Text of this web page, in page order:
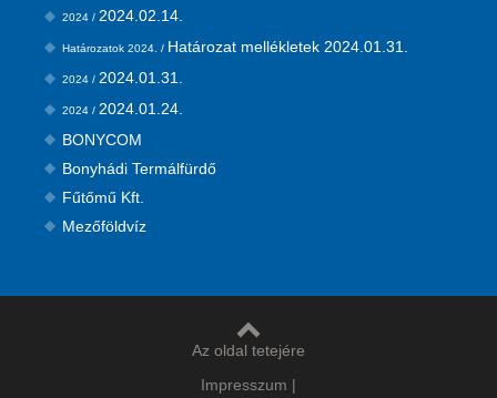
2024 / 2024.02.14.
Határozatok 2024. / Határozat mellékletek 2024.01.31.
2024 / 2024.01.31.
2024 / 2024.01.24.
BONYCOM
Bonyhádi Termálfürdő
Fűtőmű Kft.
Mezőföldvíz
Az oldal tetejére
Impresszum |